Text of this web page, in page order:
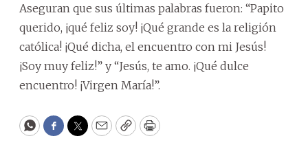
Aseguran que sus últimas palabras fueron: “Papito
querido, ¡qué feliz soy! ¡Qué grande es la religión
católica! ¡Qué dicha, el encuentro con mi Jesús!
¡Soy muy feliz!” y “Jesús, te amo. ¡Qué dulce
encuentro! ¡Virgen María!”.
WhatsApp
Facebook
Twitter
EmailCopyPrint